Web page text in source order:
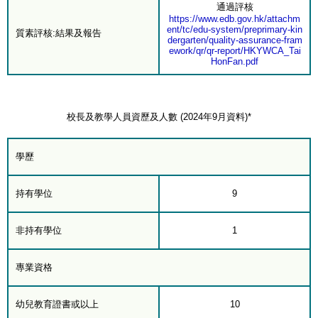
質素評核:結果及報告
通過評核
https://www.edb.gov.hk/attachm
ent/tc/edu-system/preprimary-kin
dergarten/quality-assurance-fram
ework/qr/qr-report/HKYWCA_Tai
HonFan.pdf
校長及教學人員資歷及人數 (2024年9月資料)*
學歷
持有學位 9
非持有學位 1
專業資格
幼兒教育證書或以上 10